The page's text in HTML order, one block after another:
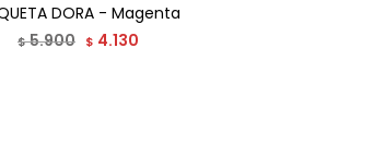
DORA - Magenta
$5.900 $ 4.130